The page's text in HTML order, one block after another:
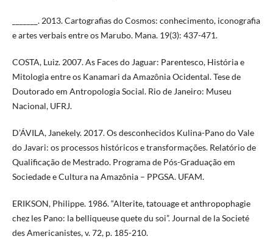
_______. 2013. Cartografias do Cosmos: conhecimento, iconografia
e artes verbais entre os Marubo. Mana. 19(3): 437-471.
COSTA, Luiz. 2007. As Faces do Jaguar: Parentesco, História e
Mitologia entre os Kanamari da Amazônia Ocidental. Tese de
Doutorado em Antropologia Social. Rio de Janeiro: Museu
Nacional, UFRJ.
D’ÁVILA, Janekely. 2017. Os desconhecidos Kulina-Pano do Vale
do Javari: os processos históricos e transformações. Relatório de
Qualificação de Mestrado. Programa de Pós-Graduação em
Sociedade e Cultura na Amazônia – PPGSA. UFAM.
ERIKSON, Philippe. 1986. “Alterite, tatouage et anthropophagie
chez les Pano: la belliqueuse quete du soi”. Journal de la Societé
des Americanistes, v. 72, p. 185-210.